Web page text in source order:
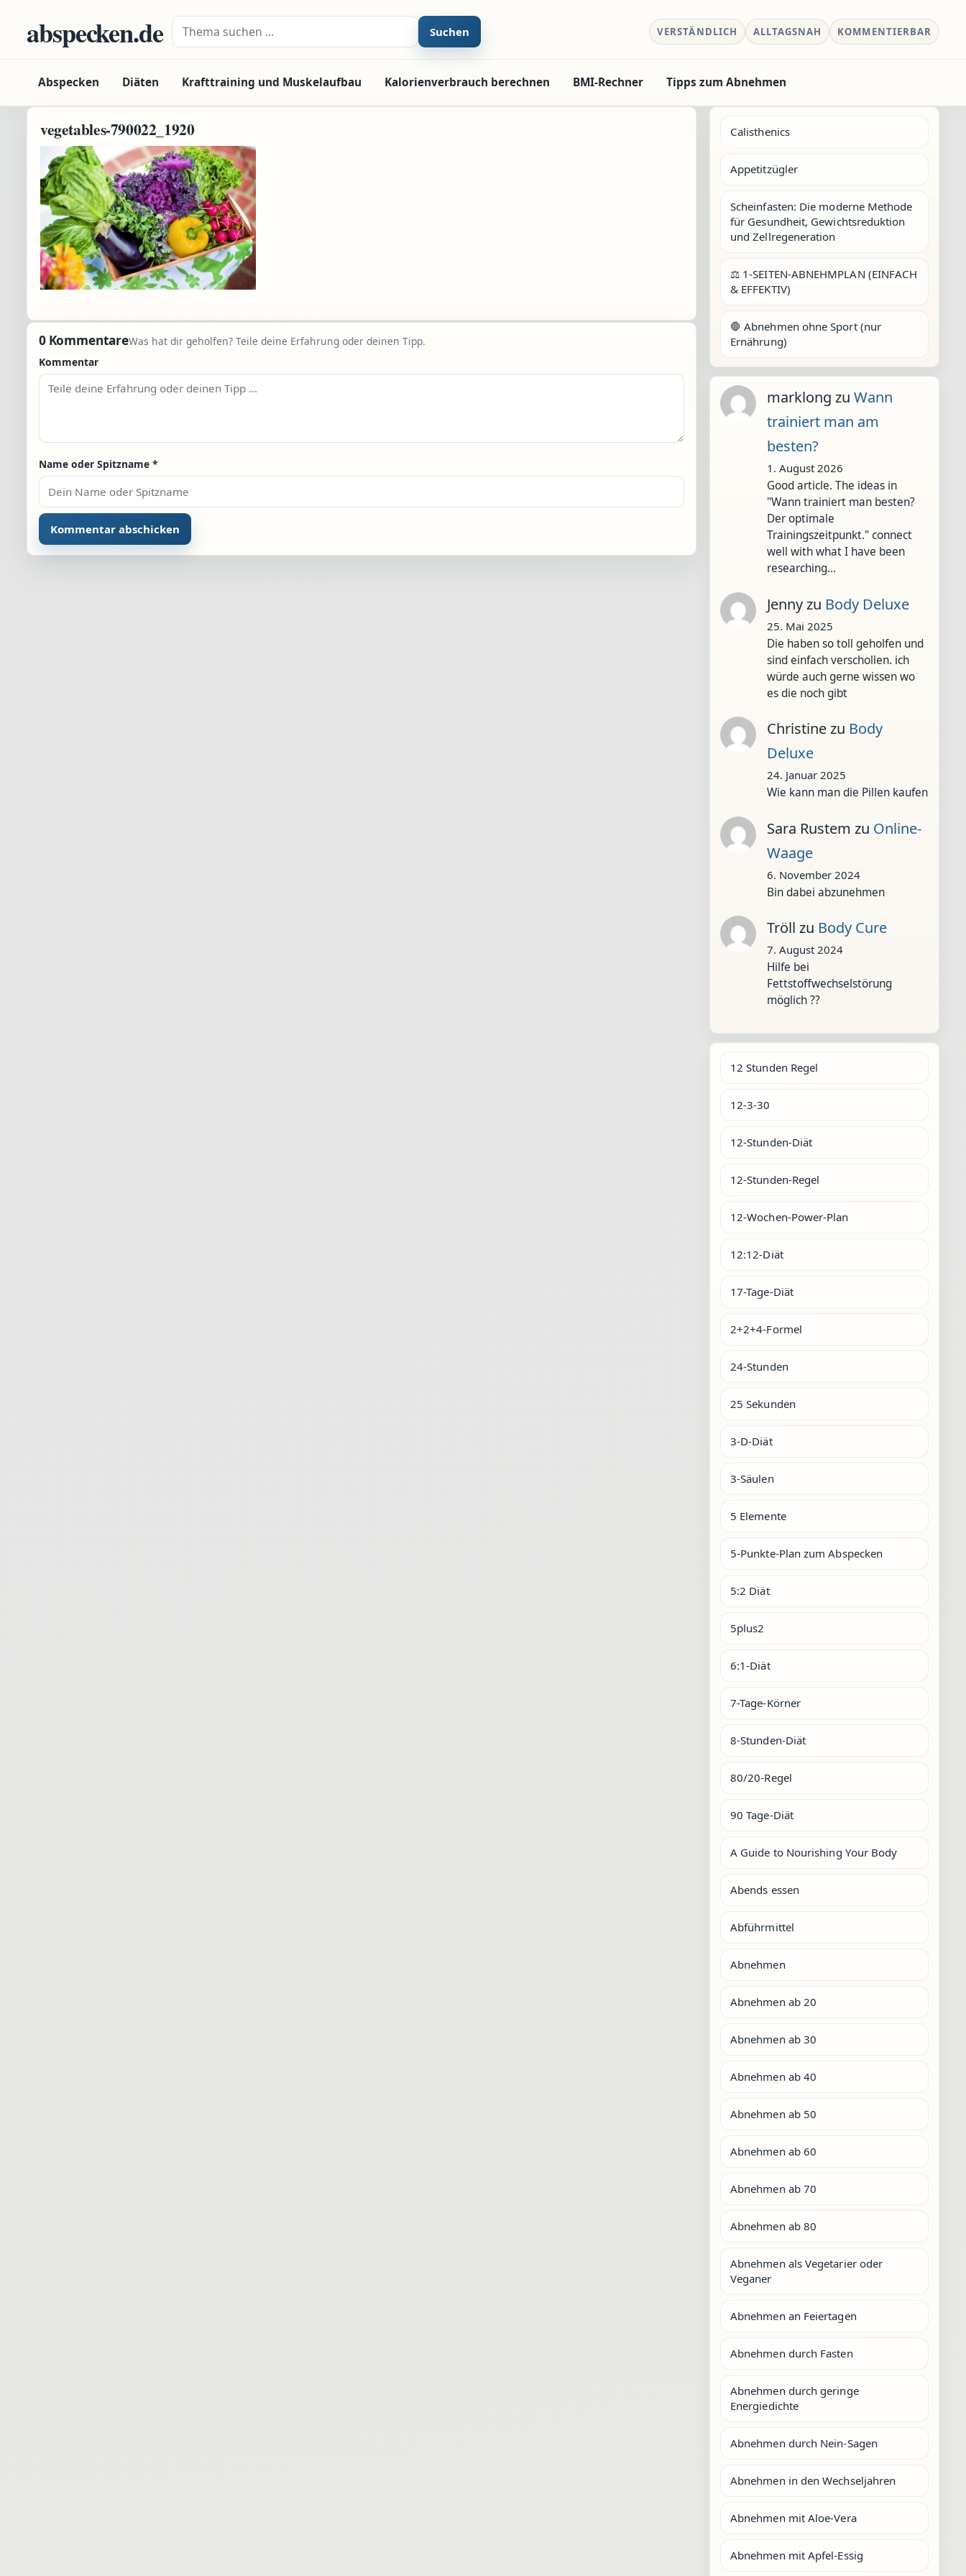
abspecken.de Suche nach: Suchen VERSTÄNDLICH ALLTAGSNAH KOMMENTIERBAR
Abspecken Diäten Krafttraining und Muskelaufbau Kalorienverbrauch berechnen BMI-Rechner Tipps zum Abnehmen
vegetables-790022_1920
0 KommentareWas hat dir geholfen? Teile deine Erfahrung oder deinen Tipp.
Kommentar
Name oder Spitzname *
Calisthenics
Appetitzügler
Scheinfasten: Die moderne Methode
für Gesundheit, Gewichtsreduktion
und Zellregeneration
⚖️ 1-SEITEN-ABNEHMPLAN (EINFACH
& EFFEKTIV)
🛑 Abnehmen ohne Sport (nur
Ernährung)
marklong zu Wann
trainiert man am
besten?
1. August 2026
Good article. The ideas in
"Wann trainiert man besten?
Der optimale
Trainingszeitpunkt." connect
well with what I have been
researching…
Jennyzu Body Deluxe
25. Mai 2025
Die haben so toll geholfen und
sind einfach verschollen. ich
würde auch gerne wissen wo
es die noch gibt
Christinezu Body
Deluxe
24. Januar 2025
Wie kann man die Pillen kaufen
Sara Rustem zu Online-
Waage
6. November 2024
Bin dabei abzunehmen
Tröll zu Body Cure
7. August 2024
Hilfe bei
Fettstoffwechselstörung
möglich ??
12 Stunden Regel
12-3-30
12-Stunden-Diät
12-Stunden-Regel
12-Wochen-Power-Plan
12:12-Diät
17-Tage-Diät
2+2+4-Formel
24-Stunden
25 Sekunden
3-D-Diät
3-Säulen
5 Elemente
5-Punkte-Plan zum Abspecken
5:2 Diät
5plus2
6:1-Diät
7-Tage-Körner
8-Stunden-Diät
80/20-Regel
90 Tage-Diät
A Guide to Nourishing Your Body
Abends essen
Abführmittel
Abnehmen
Abnehmen ab 20
Abnehmen ab 30
Abnehmen ab 40
Abnehmen ab 50
Abnehmen ab 60
Abnehmen ab 70
Abnehmen ab 80
Abnehmen als Vegetarier oder
Veganer
Abnehmen an Feiertagen
Abnehmen durch Fasten
Abnehmen durch geringe
Energiedichte
Abnehmen durch Nein-Sagen
Abnehmen in den Wechseljahren
Abnehmen mit Aloe-Vera
Abnehmen mit Apfel-Essig